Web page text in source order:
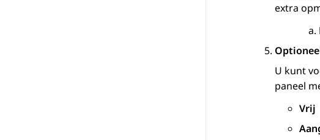
extra
U kunt
paneel
Vrij